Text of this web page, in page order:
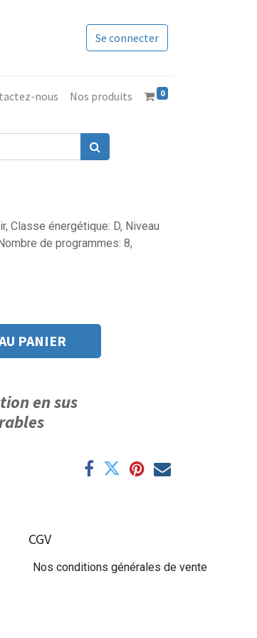
Se connecter
nous Nos produits 0
Classe énergétique: D, Niveau
de programmes: 8,
PANIER
en sus
CGV
Nos conditions générales de vente